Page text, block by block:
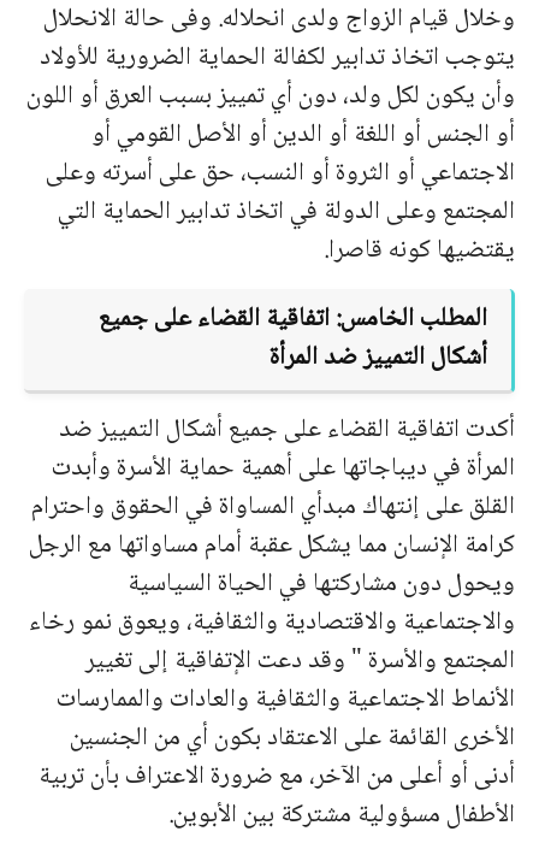
وخلال قيام الزواج ولدى انحلاله. وفى حالة الانحلال
يتوجب اتخاذ تدابير لكفالة الحماية الضرورية للأولاد
وأن يكون لكل ولد، دون أي تمييز بسبب العرق أو اللون
أو الجنس أو اللغة أو الدين أو الأصل القومي أو
الاجتماعي أو الثروة أو النسب، حق على أسرته وعلى
المجتمع وعلى الدولة في اتخاذ تدابير الحماية التي
يقتضيها كونه قاصرا.
المطلب الخامس: اتفاقية القضاء على جميع
أشكال التمييز ضد المرأة
أكدت اتفاقية القضاء على جميع أشكال التمييز ضد
المرأة في ديباجاتها على أهمية حماية الأسرة وأبدت
القلق على إنتهاك مبدأي المساواة في الحقوق واحترام
كرامة الإنسان مما يشكل عقبة أمام مساواتها مع الرجل
ويحول دون مشاركتها في الحياة السياسية
والاجتماعية والاقتصادية والثقافية، ويعوق نمو رخاء
المجتمع والأسرة " وقد دعت الإتفاقية إلى تغيير
الأنماط الاجتماعية والثقافية والعادات والممارسات
الأخرى القائمة على الاعتقاد بكون أي من الجنسين
أدنى أو أعلى من الآخر، مع ضرورة الاعتراف بأن تربية
الأطفال مسؤولية مشتركة بين الأبوين.